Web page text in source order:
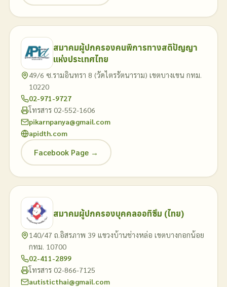
สมาคมผู้ปกครองคนพิการทางสติปัญญา
แห่งประเทศไทย
49/6 ซ.รามอินทรา 8 (วัดไตรรัตนาราม) เขตบางเขน กทม.
10220
02-971-9727
โทรสาร 02-552-1606
pikarnpanya@gmail.com
apidth.com
Facebook Page →
สมาคมผู้ปกครองบุคคลออทิซึม (ไทย)
140/47 ถ.อิสรภาพ 39 แขวงบ้านช่างหล่อ เขตบางกอกน้อย
กทม. 10700
02-411-2899
โทรสาร 02-866-7125
autisticthai@gmail.com